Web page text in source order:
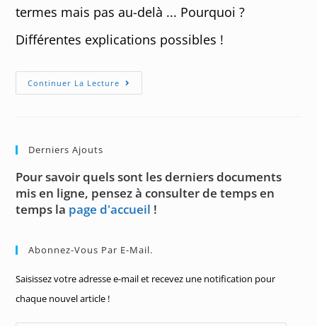
termes mais pas au-delà ... Pourquoi ?
Différentes explications possibles !
Continuer La Lecture Qr-
00016
Derniers Ajouts
Pour savoir quels sont les derniers documents
mis en ligne, pensez à consulter de temps en
temps la page d'accueil !
Abonnez-Vous Par E-Mail.
Saisissez votre adresse e-mail et recevez une notification pour
chaque nouvel article !